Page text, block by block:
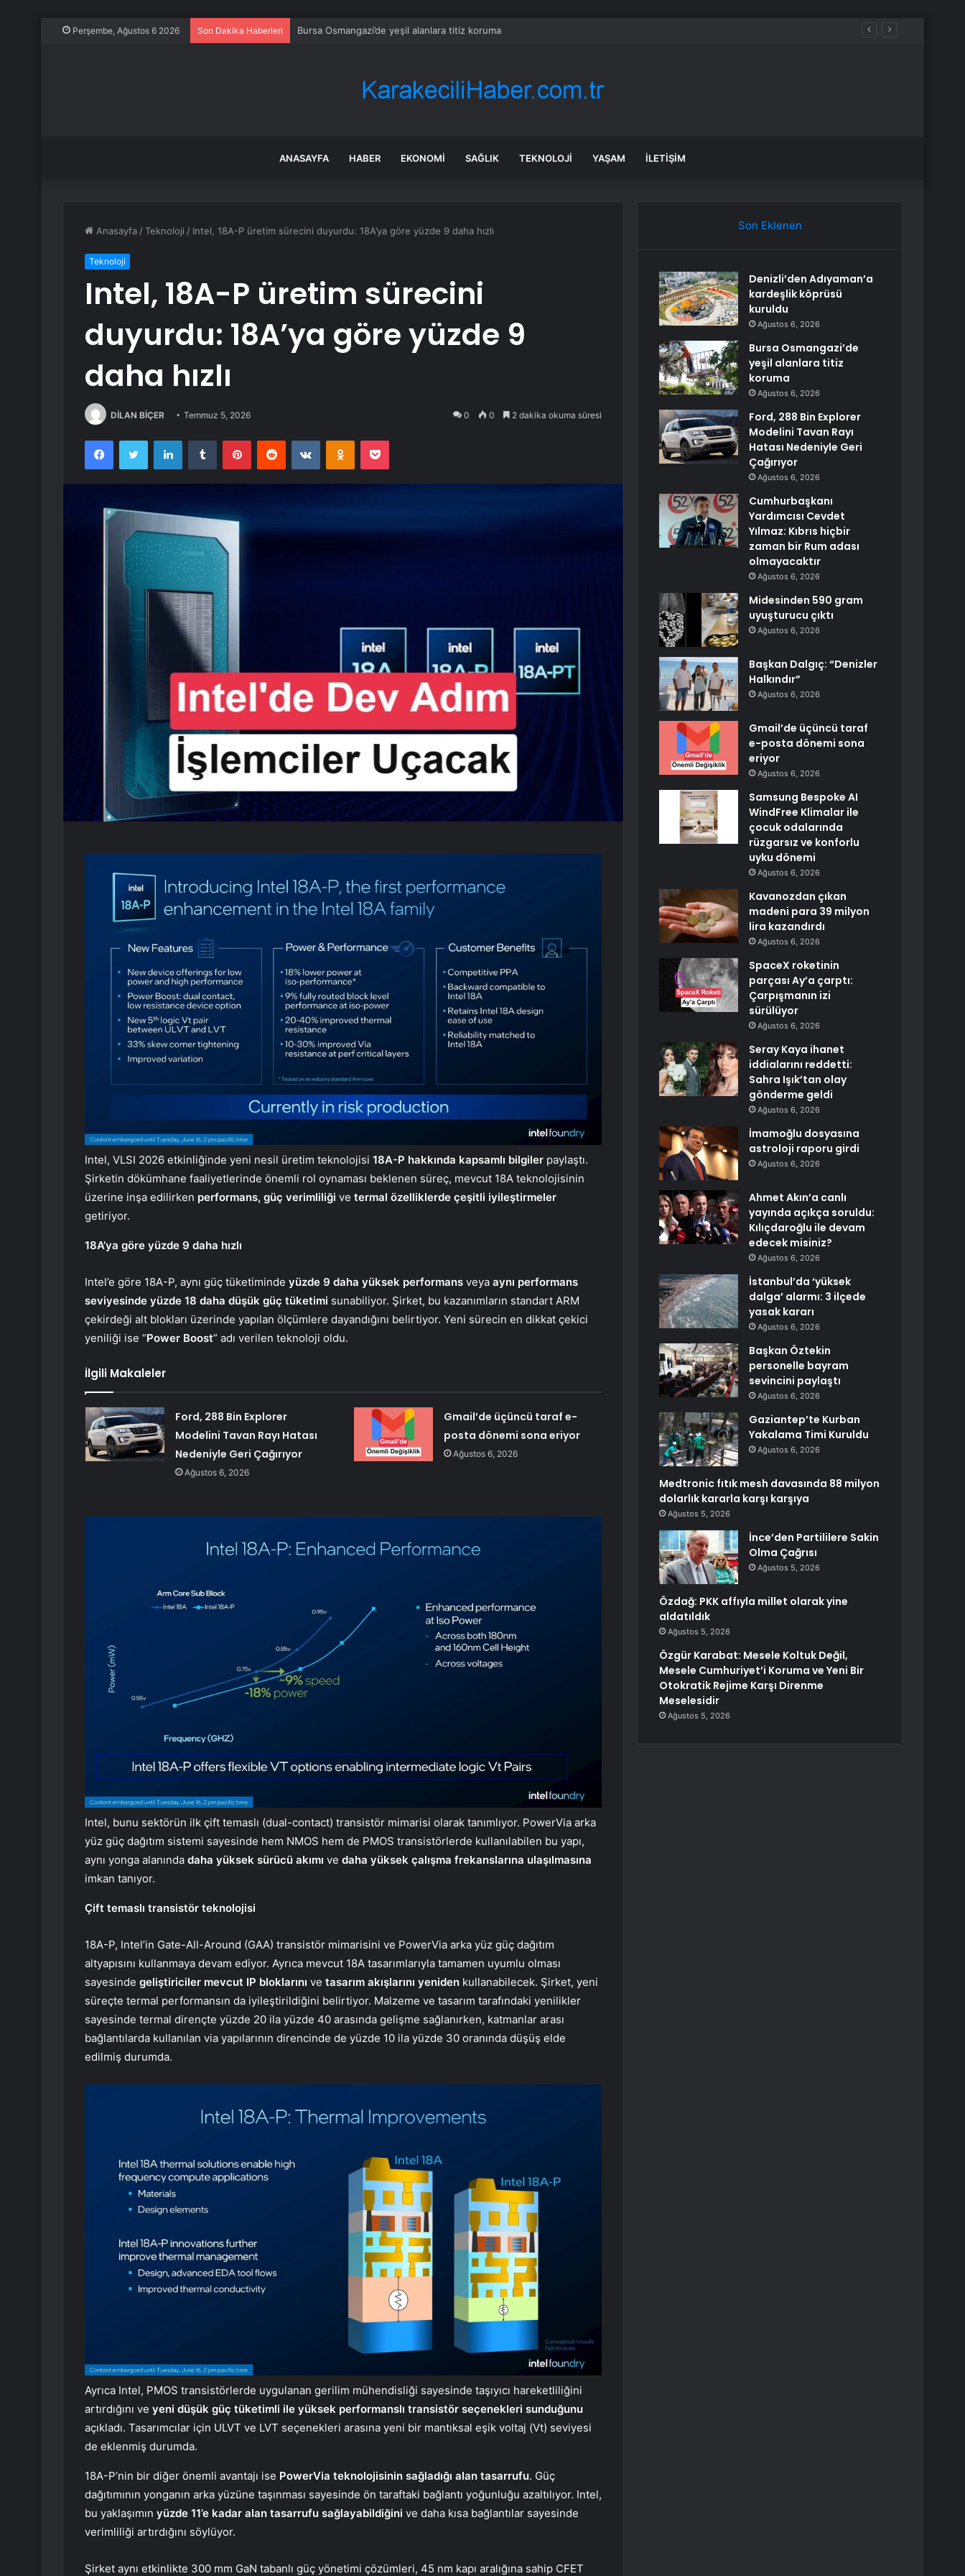
Perşembe, Ağustos 6 2026 Son Dakika Haberleri Bursa Osmangazi’de yeşil alanlara titiz koruma
ANASAYFA HABER EKONOMI SAĞLIK TEKNOLOJI YAŞAM İLETIŞIM
Anasayfa /Teknoloji / Intel, 18A-P üretim sürecini duyurdu: 18A’ya göre yüzde 9 daha hızlı
Teknoloji
Intel, 18A-P üretim sürecini
duyurdu: 18A’ya göre yüzde 9
daha hızlı
DİLAN BİÇER Temmuz 5, 2026 0 0 2 dakika okuma süresi
FacebookTwitter LinkedInTumblr PinterestReddit VKontakteOdnoklassniki
Pocket
Intel, VLSI 2026 etkinliğinde yeni nesil üretim teknolojisi 18A-P hakkında kapsamlı bilgiler paylaştı.
Şirketin dökümhane faaliyetlerinde önemli rol oynaması beklenen süreç, mevcut 18A teknolojisinin
üzerine inşa edilirken performans, güç verimliliği ve termal özelliklerde çeşitli iyileştirmeler
getiriyor.
18A’ya göre yüzde 9 daha hızlı
Intel’e göre 18A-P, aynı güç tüketiminde yüzde 9 daha yüksek performans veya aynı performans
seviyesinde yüzde 18 daha düşük güç tüketimi sunabiliyor. Şirket, bu kazanımların standart ARM
çekirdeği alt blokları üzerinde yapılan ölçümlere dayandığını belirtiyor. Yeni sürecin en dikkat çekici
yeniliği ise “Power Boost” adı verilen teknoloji oldu.
İlgili Makaleler
Ford, 288 Bin Explorer
Modelini Tavan Rayı Hatası
Nedeniyle Geri Çağırıyor
Ağustos 6, 2026
Gmail’de üçüncü taraf e-
posta dönemi sona eriyor
Ağustos 6, 2026
Intel, bunu sektörün ilk çift temaslı (dual-contact) transistör mimarisi olarak tanımlıyor. PowerVia arka
yüz güç dağıtım sistemi sayesinde hem NMOS hem de PMOS transistörlerde kullanılabilen bu yapı,
aynı yonga alanında daha yüksek sürücü akımı ve daha yüksek çalışma frekanslarına ulaşılmasına
imkan tanıyor.
Çift temaslı transistör teknolojisi
18A-P, Intel’in Gate-All-Around (GAA) transistör mimarisini ve PowerVia arka yüz güç dağıtım
altyapısını kullanmaya devam ediyor. Ayrıca mevcut 18A tasarımlarıyla tamamen uyumlu olması
sayesinde geliştiriciler mevcut IP bloklarını ve tasarım akışlarını yeniden kullanabilecek. Şirket, yeni
süreçte termal performansın da iyileştirildiğini belirtiyor. Malzeme ve tasarım tarafındaki yenilikler
sayesinde termal dirençte yüzde 20 ila yüzde 40 arasında gelişme sağlanırken, katmanlar arası
bağlantılarda kullanılan via yapılarının direncinde de yüzde 10 ila yüzde 30 oranında düşüş elde
edilmiş durumda.
Ayrıca Intel, PMOS transistörlerde uygulanan gerilim mühendisliği sayesinde taşıyıcı hareketliliğini
artırdığını ve yeni düşük güç tüketimli ile yüksek performanslı transistör seçenekleri sunduğunu
açıkladı. Tasarımcılar için ULVT ve LVT seçenekleri arasına yeni bir mantıksal eşik voltaj (Vt) seviyesi
de eklenmiş durumda.
18A-P’nin bir diğer önemli avantajı ise PowerVia teknolojisinin sağladığı alan tasarrufu. Güç
dağıtımının yonganın arka yüzüne taşınması sayesinde ön taraftaki bağlantı yoğunluğu azaltılıyor. Intel,
bu yaklaşımın yüzde 11’e kadar alan tasarrufu sağlayabildiğini ve daha kısa bağlantılar sayesinde
verimliliği artırdığını söylüyor.
Şirket aynı etkinlikte 300 mm GaN tabanlı güç yönetimi çözümleri, 45 nm kapı aralığına sahip CFET
Son Eklenen
Denizli’den Adıyaman’a
kardeşlik köprüsü
kuruldu
Ağustos 6, 2026
Bursa Osmangazi’de
yeşil alanlara titiz
koruma
Ağustos 6, 2026
Ford, 288 Bin Explorer
Modelini Tavan Rayı
Hatası Nedeniyle Geri
Çağırıyor
Ağustos 6, 2026
Cumhurbaşkanı
Yardımcısı Cevdet
Yılmaz: Kıbrıs hiçbir
zaman bir Rum adası
olmayacaktır
Ağustos 6, 2026
Midesinden 590 gram
uyuşturucu çıktı
Ağustos 6, 2026
Başkan Dalgıç: “Denizler
Halkındır”
Ağustos 6, 2026
Gmail’de üçüncü taraf
e-posta dönemi sona
eriyor
Ağustos 6, 2026
Samsung Bespoke AI
WindFree Klimalar ile
çocuk odalarında
rüzgarsız ve konforlu
uyku dönemi
Ağustos 6, 2026
Kavanozdan çıkan
madeni para 39 milyon
lira kazandırdı
Ağustos 6, 2026
SpaceX roketinin
parçası Ay’a çarptı:
Çarpışmanın izi
sürülüyor
Ağustos 6, 2026
Seray Kaya ihanet
iddialarını reddetti:
Sahra Işık’tan olay
gönderme geldi
Ağustos 6, 2026
İmamoğlu dosyasına
astroloji raporu girdi
Ağustos 6, 2026
Ahmet Akın’a canlı
yayında açıkça soruldu:
Kılıçdaroğlu ile devam
edecek misiniz?
Ağustos 6, 2026
İstanbul’da ‘yüksek
dalga’ alarmı: 3 ilçede
yasak kararı
Ağustos 6, 2026
Başkan Öztekin
personelle bayram
sevincini paylaştı
Ağustos 6, 2026
Gaziantep’te Kurban
Yakalama Timi Kuruldu
Ağustos 6, 2026
Medtronic fıtık mesh davasında 88 milyon
dolarlık kararla karşı karşıya
Ağustos 5, 2026
İnce’den Partililere Sakin
Olma Çağrısı
Ağustos 5, 2026
Özdağ: PKK affıyla millet olarak yine
aldatıldık
Ağustos 5, 2026
Özgür Karabat: Mesele Koltuk Değil,
Mesele Cumhuriyet’i Koruma ve Yeni Bir
Otokratik Rejime Karşı Direnme
Meselesidir
Ağustos 5, 2026